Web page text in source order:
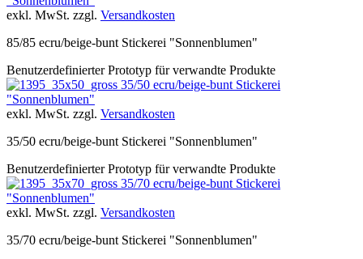
exkl. MwSt. zzgl. Versandkosten
85/85 ecru/beige-bunt Stickerei "Sonnenblumen"
Benutzerdefinierter Prototyp für verwandte Produkte
35/50 ecru/beige-bunt Stickerei
"Sonnenblumen"
exkl. MwSt. zzgl. Versandkosten
35/50 ecru/beige-bunt Stickerei "Sonnenblumen"
Benutzerdefinierter Prototyp für verwandte Produkte
35/70 ecru/beige-bunt Stickerei
"Sonnenblumen"
exkl. MwSt. zzgl. Versandkosten
35/70 ecru/beige-bunt Stickerei "Sonnenblumen"